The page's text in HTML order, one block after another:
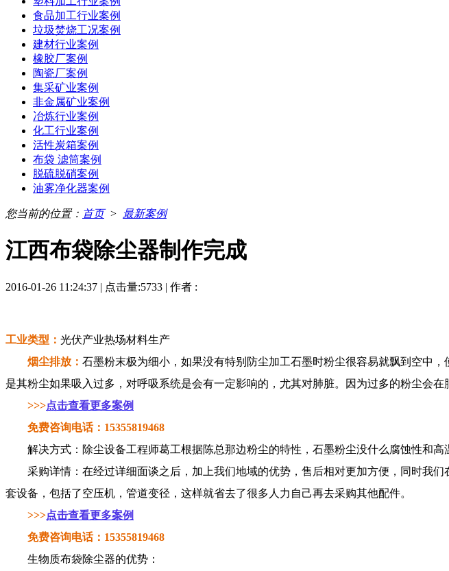
食品加工行业案例
垃圾焚烧工况案例
建材行业案例
橡胶厂案例
陶瓷厂案例
集采矿业案例
非金属矿业案例
冶炼行业案例
化工行业案例
活性炭箱案例
布袋 滤筒案例
脱硫脱硝案例
油雾净化器案例
您当前的位置： 首页> 最新案例
江西布袋除尘器制作完成
2016-01-26 11:24:37 | 点击量:5733 | 作者 :
工业类型： 光伏产业热场材料生产
烟尘排放： 石墨粉末极为细小，如果没有特别防尘加工石墨时粉尘很容易就飘到空中
是其粉尘如果吸入过多，对呼吸系统是会有一定影响的，尤其对肺脏。因为过多的粉尘会在
>>>点击查看更多案例
免费咨询电话：15355819468
解决方式：除尘设备工程师葛工根据陈总那边粉尘的特性，石墨粉尘没什么腐蚀性和高
采购详情：在经过详细面谈之后，加上我们地域的优势，售后相对更加方便，同时我们
套设备，包括了空压机，管道变径，这样就省去了很多人力自己再去采购其他配件。
>>>点击查看更多案例
免费咨询电话：15355819468
生物质布袋除尘器的优势：